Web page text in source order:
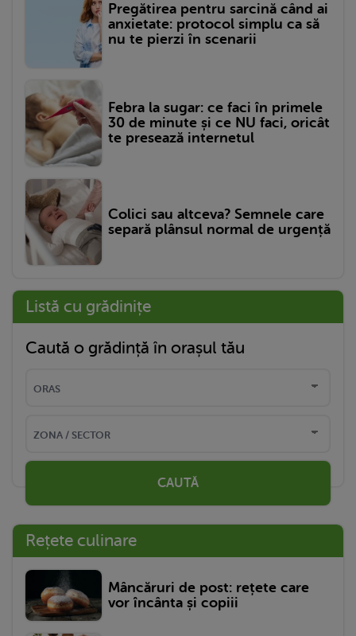
Pregătirea pentru sarcină când ai
anxietate: protocol simplu ca să
nu te pierzi în scenarii
Febra la sugar: ce faci în primele
30 de minute și ce NU faci, oricât
te presează internetul
Colici sau altceva? Semnele care
separă plânsul normal de urgență
Listă cu grădinițe
Caută o grădință în orașul tău
CAUTĂ
Rețete culinare
Mâncăruri de post: rețete care
vor încânta și copiii